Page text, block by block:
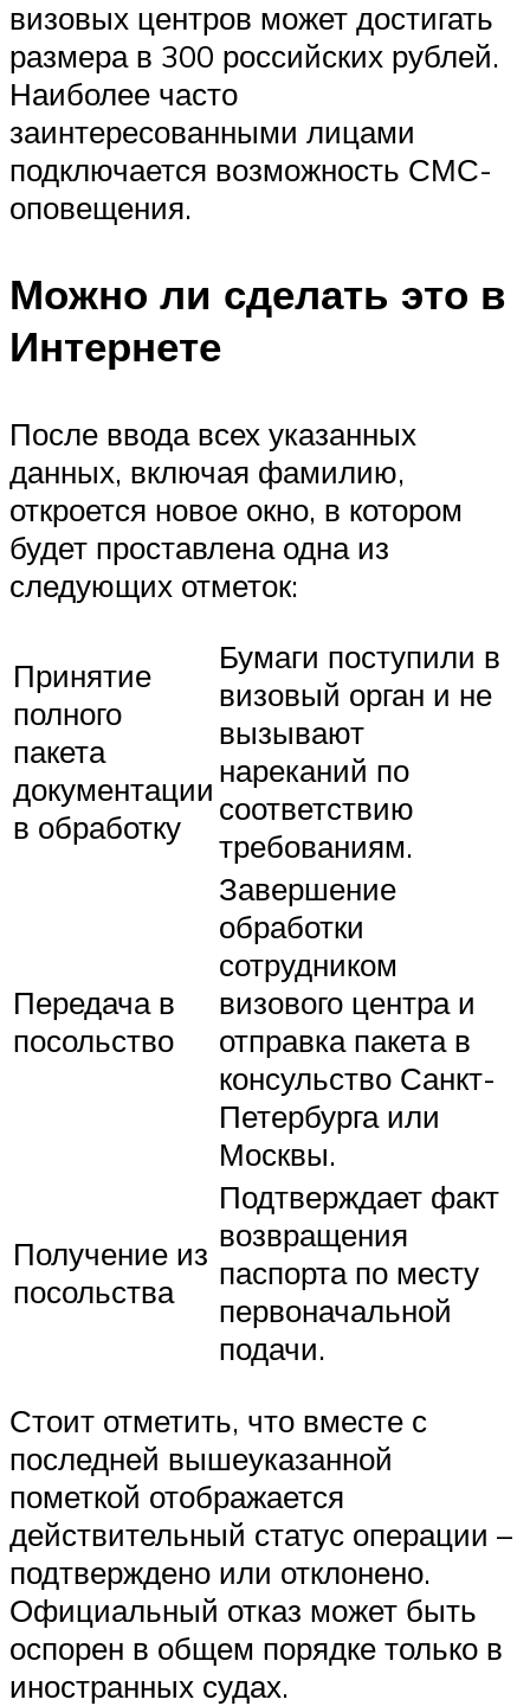
визовых центров может достигать
размера в 300 российских рублей.
Наиболее часто
заинтересованными лицами
подключается возможность СМС-
оповещения.
Можно ли сделать это в
Интернете
После ввода всех указанных
данных, включая фамилию,
откроется новое окно, в котором
будет проставлена одна из
следующих отметок:
Принятие
полного
пакета
документации
в обработку
Бумаги поступили в
визовый орган и не
вызывают
нареканий по
соответствию
требованиям.
Передача в
посольство
Завершение
обработки
сотрудником
визового центра и
отправка пакета в
консульство Санкт-
Петербурга или
Москвы.
Получение из
посольства
Подтверждает факт
возвращения
паспорта по месту
первоначальной
подачи.
Стоит отметить, что вместе с
последней вышеуказанной
пометкой отображается
действительный статус операции –
подтверждено или отклонено.
Официальный отказ может быть
оспорен в общем порядке только в
иностранных судах.